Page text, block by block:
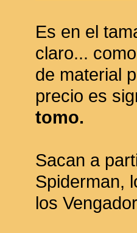
Es en el
claro...
de material
precio es
tomo.
Sacan a
Spiderman,
los